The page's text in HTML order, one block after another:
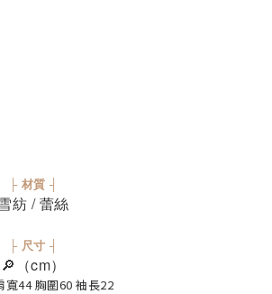
├ 材質 ┤
紡 / 蕾絲
├ 尺寸 ┤
🔎（cm）
寬44 胸圍60 袖長22